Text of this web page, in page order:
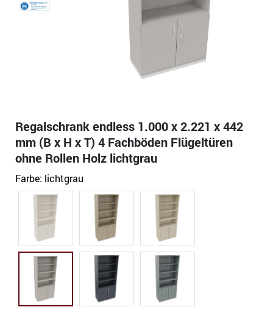
Regalschrank endless 1.000 x 2.221 x 442
mm (B x H x T) 4 Fachböden Flügeltüren
ohne Rollen Holz lichtgrau
Farbe: lichtgrau